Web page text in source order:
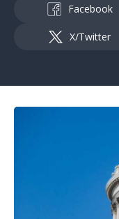
Facebook
X/Twitter